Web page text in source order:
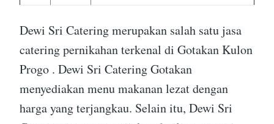
Dewi Sri Catering merupakan salah satu jasa
catering pernikahan terkenal di Gotakan Kulon
Progo . Dewi Sri Catering Gotakan
menyediakan menu makanan lezat dengan
harga yang terjangkau. Selain itu, Dewi Sri